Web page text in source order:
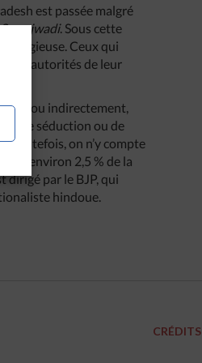
est passée malgré
Samajwadi. Sous cette
religieuse. Ceux qui
des autorités de leur
ou indirectement,
de séduction ou de
Toutefois, on n’y compte
environ 2,5 % de la
dirigé par le BJP, qui
hindoue.
CRÉDITS